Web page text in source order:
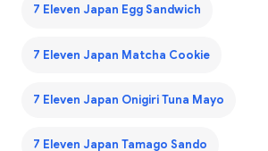
7 Eleven Japan Egg Sandwich
7 Eleven Japan Matcha Cookie
7 Eleven Japan Onigiri Tuna Mayo
7 Eleven Japan Tamago Sando